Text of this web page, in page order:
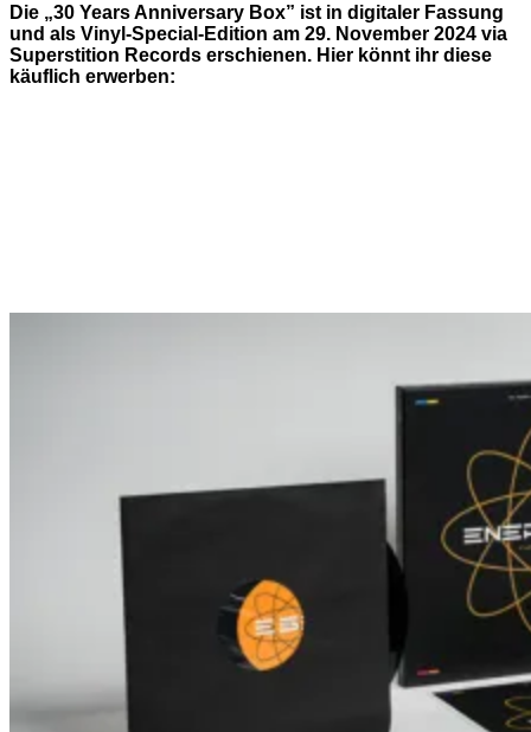
Die „30 Years Anniversary Box” ist in digitaler Fassung
und als Vinyl-Special-Edition am 29. November 2024 via
Superstition Records erschienen. Hier könnt ihr diese
käuflich erwerben: